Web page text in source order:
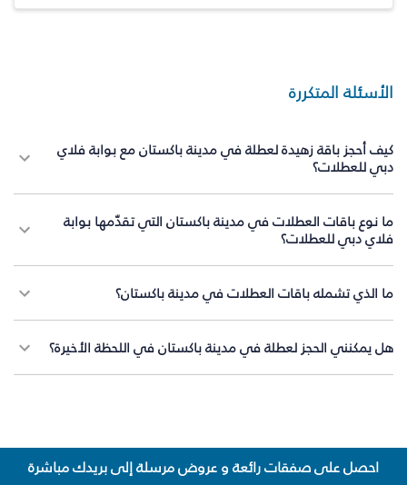
الأسئلة المتكررة
كيف أحجز باقة زهيدة لعطلة في مدينة باكستان مع بوابة فلاي
دبي للعطلات؟
ما نوع باقات العطلات في مدينة باكستان التي تقدّمها بوابة
فلاي دبي للعطلات؟
ما الذي تشمله باقات العطلات في مدينة باكستان؟
هل يمكنني الحجز لعطلة في مدينة باكستان في اللحظة الأخيرة؟
احصل على صفقات رائعة و عروض مرسلة إلى بريدك مباشرة